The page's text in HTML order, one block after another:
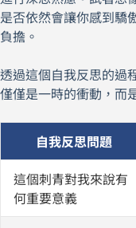
是否依然會讓你感到驕
負擔。
透過這個自我反思的過
僅僅是一時的衝動，而
自我反思問題
這個刺青對我來說有
何重要意義